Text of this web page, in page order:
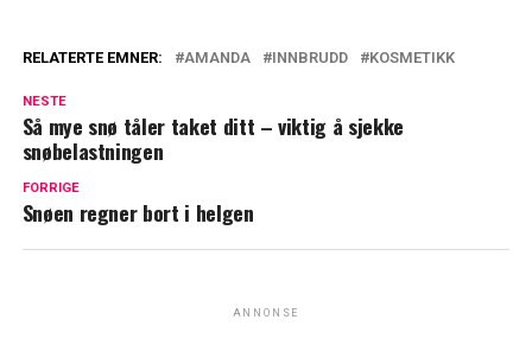
RELATERTE EMNER: AMANDA INNBRUDD KOSMETIKK
NESTE
Så mye snø tåler taket ditt – viktig å sjekke
snøbelastningen
FORRIGE
Snøen regner bort i helgen
ANNONSE